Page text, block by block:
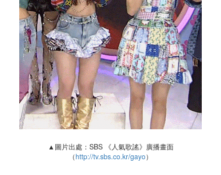
▲圖片出處：SBS 《人氣歌謠》廣播畫面
（http://tv.sbs.co.kr/gayo）